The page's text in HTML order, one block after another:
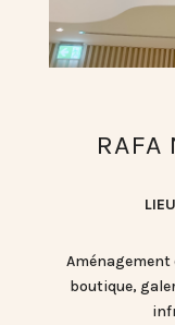
RAFA
LIEU
Aménagement
boutique,